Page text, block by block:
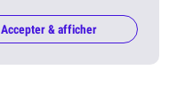
Accepter & afficher